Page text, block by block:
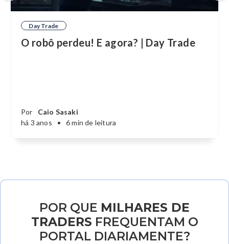
Day Trade
O robô perdeu! E agora? | Day Trade
Por
Caio Sasaki
há 3 anos
• 6 min de leitura
POR QUE MILHARES DE
TRADERS FREQUENTAM O
PORTAL DIARIAMENTE?